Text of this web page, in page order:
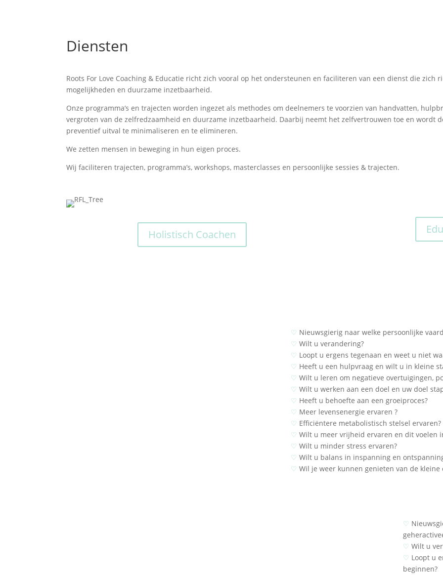
Diensten
Roots For Love Coaching & Educatie richt zich vooral op het ondersteunen en faciliteren van een dienst die zich
mogelijkheden en duurzame inzetbaarheid.
Onze programma’s en trajecten worden ingezet als methodes om deelnemers te voorzien van handvatten,
vergroten van de zelfredzaamheid en duurzame inzetbaarheid. Daarbij neemt het zelfvertrouwen toe en wordt
preventief uitval te minimaliseren en te elimineren.
We zetten mensen in beweging in hun eigen proces.
Wij faciliteren trajecten, programma’s, workshops, masterclasses en persoonlijke sessies & trajecten.
Holistisch Coachen
♡ Nieuwsgierig naar welke persoonlijke
♡ Wilt u verandering?
♡ Loopt u ergens tegenaan en weet u niet
♡ Heeft u een hulpvraag en wilt u in kleine
♡ Wilt u leren om negatieve overtuigingen,
♡ Wilt u werken aan een doel en uw doel
♡ Heeft u behoefte aan een groeiproces?
♡ Meer levensenergie ervaren ?
♡ Efficiëntere metabolistisch stelsel ervaren?
♡ Wilt u meer vrijheid ervaren en dit voelen
♡ Wilt u minder stress ervaren?
♡ Wilt u balans in inspanning en
♡ Wil je weer kunnen genieten van de
♡
♡ Wilt u
♡ Loopt u
beginnen?